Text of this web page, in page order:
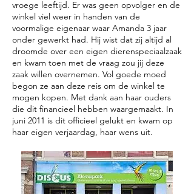
vroege leeftijd. Er was geen opvolger en de
winkel viel weer in handen van de
voormalige eigenaar waar Amanda 3 jaar
onder gewerkt had. Hij wist dat zij altijd al
droomde over een eigen dierenspeciaalzaak
en kwam toen met de vraag zou jij deze
zaak willen overnemen. Vol goede moed
begon ze aan deze reis om de winkel te
mogen kopen. Met dank aan haar ouders
die dit financieel hebben waargemaakt. In
juni 2011 is dit officieel gelukt en kwam op
haar eigen verjaardag, haar wens uit.